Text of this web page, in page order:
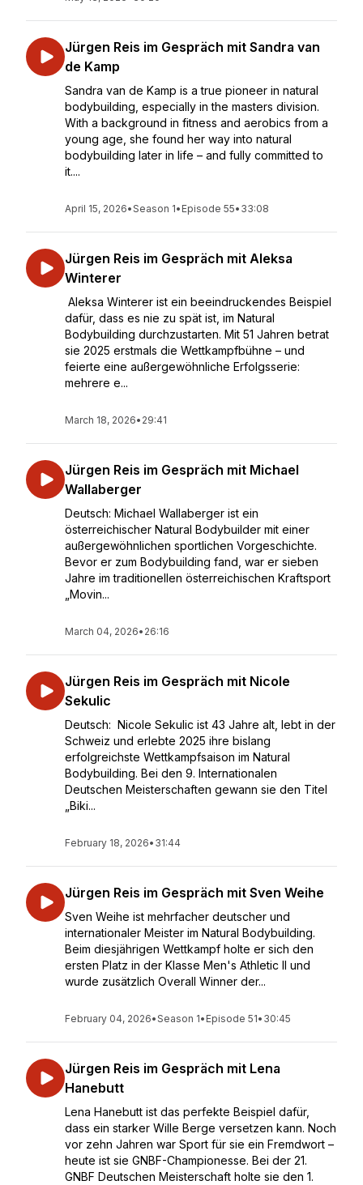
Jürgen Reis im Gespräch mit Sandra van
de Kamp
Sandra van de Kamp is a true pioneer in natural
bodybuilding, especially in the masters division.
With a background in fitness and aerobics from a
young age, she found her way into natural
bodybuilding later in life – and fully committed to
it....
April 15, 2026•Season 1• Episode 55• 33:08
Jürgen Reis im Gespräch mit Aleksa
Winterer
Aleksa Winterer ist ein beeindruckendes Beispiel
dafür, dass es nie zu spät ist, im Natural
Bodybuilding durchzustarten. Mit 51 Jahren betrat
sie 2025 erstmals die Wettkampfbühne – und
feierte eine außergewöhnliche Erfolgsserie:
mehrere e...
March 18, 2026• 29:41
Jürgen Reis im Gespräch mit Michael
Wallaberger
Deutsch: Michael Wallaberger ist ein
österreichischer Natural Bodybuilder mit einer
außergewöhnlichen sportlichen Vorgeschichte.
Bevor er zum Bodybuilding fand, war er sieben
Jahre im traditionellen österreichischen Kraftsport
„Movin...
March 04, 2026• 26:16
Jürgen Reis im Gespräch mit Nicole
Sekulic
Deutsch: Nicole Sekulic ist 43 Jahre alt, lebt in der
Schweiz und erlebte 2025 ihre bislang
erfolgreichste Wettkampfsaison im Natural
Bodybuilding. Bei den 9. Internationalen
Deutschen Meisterschaften gewann sie den Titel
„Biki...
February 18, 2026• 31:44
Jürgen Reis im Gespräch mit Sven Weihe
Sven Weihe ist mehrfacher deutscher und
internationaler Meister im Natural Bodybuilding.
Beim diesjährigen Wettkampf holte er sich den
ersten Platz in der Klasse Men's Athletic II und
wurde zusätzlich Overall Winner der...
February 04, 2026•Season 1• Episode 51• 30:45
Jürgen Reis im Gespräch mit Lena
Hanebutt
Lena Hanebutt ist das perfekte Beispiel dafür,
dass ein starker Wille Berge versetzen kann. Noch
vor zehn Jahren war Sport für sie ein Fremdwort –
heute ist sie GNBF-Championesse. Bei der 21.
GNBF Deutschen Meisterschaft holte sie den 1.